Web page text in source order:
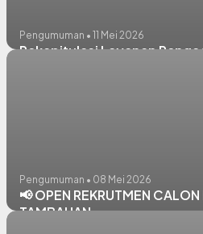
Pengumuman • 11 Mei 2026
Rekapitulasi Layanan
Pengumuman • 08 Mei 2026
📢 OPEN REKRUTMEN
TAMBAHAN